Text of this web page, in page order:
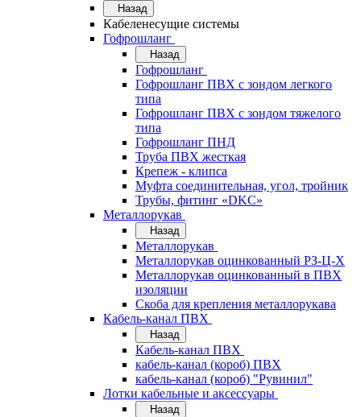
Назад
Кабеленесущие системы
Гофрошланг
Назад
Гофрошланг
Гофрошланг ПВХ с зондом легкого
типа
Гофрошланг ПВХ с зондом тяжелого
типа
Гофрошланг ПНД
Труба ПВХ жесткая
Крепеж - клипса
Муфта соединительная, угол, тройник
Трубы, фитинг «DKC»
Металлорукав
Назад
Металлорукав
Металлорукав оцинкованный РЗ-Ц-Х
Металлорукав оцинкованный в ПВХ
изоляции
Скоба для крепления металлорукава
Кабель-канал ПВХ
Назад
Кабель-канал ПВХ
кабель-канал (короб) ПВХ
кабель-канал (короб) "Рувинил"
Лотки кабельные и аксессуары
Назад